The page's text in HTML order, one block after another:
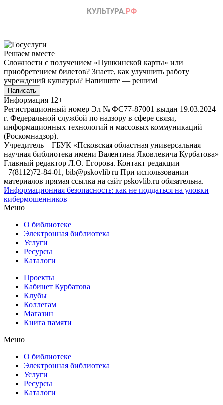
Решаем вместе
Сложности с получением «Пушкинской карты» или
приобретением билетов? Знаете, как улучшить работу
учреждений культуры? Напишите — решим!
Написать
Информация 12+
Регистрационный номер Эл № ФС77-87001 выдан 19.03.2024
г. Федеральной службой по надзору в сфере связи,
информационных технологий и массовых коммуникаций
(Роскомнадзор).
Учредитель – ГБУК «Псковская областная универсальная
научная библиотека имени Валентина Яковлевича Курбатова»
Главный редактор Л.О. Егорова. Контакт редакции
+7(8112)72-84-01, bib@pskovlib.ru При использовании
материалов прямая ссылка на сайт pskovlib.ru обязательна.
Информационная безопасность: как не поддаться на уловки
кибермошенников
Меню
О библиотеке
Электронная библиотека
Услуги
Ресурсы
Каталоги
Проекты
Кабинет Курбатова
Клубы
Коллегам
Магазин
Книга памяти
Меню
О библиотеке
Электронная библиотека
Услуги
Ресурсы
Каталоги